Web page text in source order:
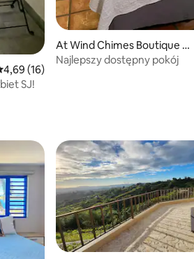
ocena: 4,69 na 5, liczba recenzji: 16
4,69 (16)
SJ!
At Wind Chimes Boutique Ho
tel
Najlepszy dostępny pokój